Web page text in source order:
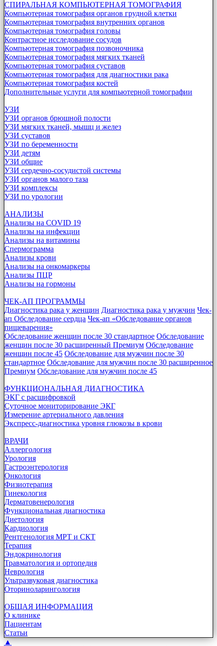
СПИРАЛЬНАЯ КОМПЬЮТЕРНАЯ ТОМОГРАФИЯ
Компьютерная томография органов грудной клетки
Компьютерная томография внутренних органов
Компьютерная томография головы
Контрастное исследование сосудов
Компьютерная томография позвоночника
Компьютерная томография мягких тканей
Компьютерная томография суставов
Компьютерная томография для диагностики рака
Компьютерная томография костей
Дополнительные услуги для компьютерной томографии
УЗИ
УЗИ органов брюшной полости
УЗИ мягких тканей, мышц и желез
УЗИ суставов
УЗИ по беременности
УЗИ детям
УЗИ общие
УЗИ сердечно-сосудистой системы
УЗИ органов малого таза
УЗИ комплексы
УЗИ по урологии
АНАЛИЗЫ
Анализы на COVID 19
Анализы на инфекции
Анализы на витамины
Спермограмма
Анализы крови
Анализы на онкомаркеры
Анализы ПЦР
Анализы на гормоны
ЧЕК-АП ПРОГРАММЫ
Диагностика рака у женщин Диагностика рака у мужчин Чек-
ап Обследование сердца Чек-ап «Обследование органов
пищеварения»
Обследование женщин после 30 стандартное Обследование
женщин после 30 расширенный Премиум Обследование
женщин после 45 Обследование для мужчин после 30
стандартное Обследование для мужчин после 30 расширенное
Премиум Обследование для мужчин после 45
ФУНКЦИОНАЛЬНАЯ ДИАГНОСТИКА
ЭКГ с расшифровкой
Суточное мониторирование ЭКГ
Измерение артериального давления
Экспресс-диагностика уровня глюкозы в крови
ВРАЧИ
Аллергология
Урология
Гастроэнтерология
Онкология
Физиотерапия
Гинекология
Дерматовенерология
Функциональная диагностика
Диетология
Кардиология
Рентгенология МРТ и СКТ
Терапия
Эндокринология
Травматология и ортопедия
Неврология
Ультразвуковая диагностика
Оториноларингология
ОБЩАЯ ИНФОРМАЦИЯ
О клинике
Пациентам
Статьи
▲